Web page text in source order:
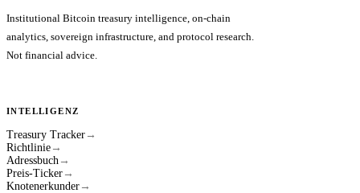
Institutional Bitcoin treasury intelligence, on-chain
analytics, sovereign infrastructure, and protocol research.
Not financial advice.
INTELLIGENZ
Treasury Tracker →
Richtlinie →
Adressbuch →
Preis-Ticker →
Knotenerkunder →